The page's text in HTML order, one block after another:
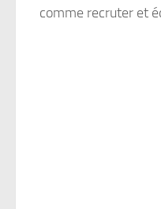
comme recruter et